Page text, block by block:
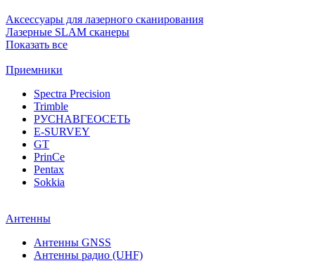
Аксессуары для лазерного сканирования
Лазерные SLAM сканеры
Показать все
Приемники
Spectra Precision
Trimble
РУСНАВГЕОСЕТЬ
E-SURVEY
GT
PrinCe
Pentax
Sokkia
Антенны
Антенны GNSS
Антенны радио (UHF)